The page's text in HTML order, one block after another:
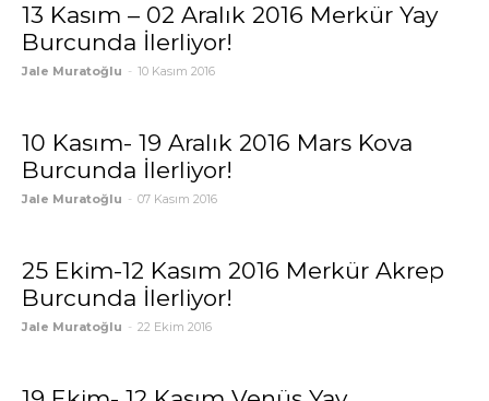
13 Kasım – 02 Aralık 2016 Merkür Yay
Burcunda İlerliyor!
Jale Muratoğlu - 10 Kasım 2016
10 Kasım- 19 Aralık 2016 Mars Kova
Burcunda İlerliyor!
Jale Muratoğlu - 07 Kasım 2016
25 Ekim-12 Kasım 2016 Merkür Akrep
Burcunda İlerliyor!
Jale Muratoğlu - 22 Ekim 2016